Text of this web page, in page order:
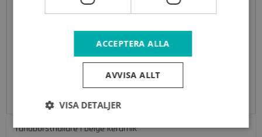
Tandborsthållare i beige keramik
ACCEPTERA ALLA
AVVISA ALLT
VISA DETALJER